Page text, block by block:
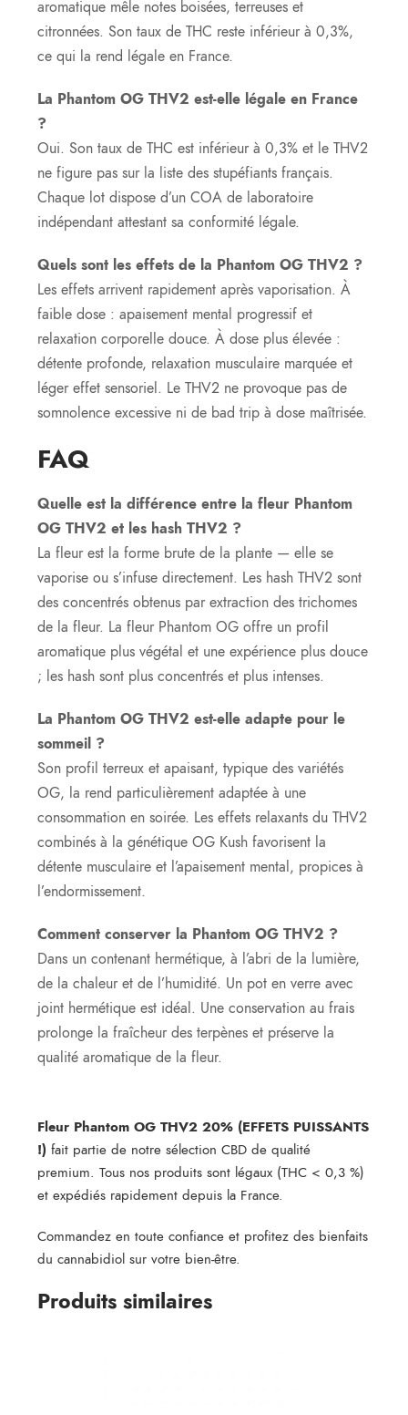
aromatique mêle notes boisées, terreuses et
citronnées. Son taux de THC reste inférieur à 0,3%,
ce qui la rend légale en France.
La Phantom OG THV2 est-elle légale en France
?
Oui. Son taux de THC est inférieur à 0,3% et le THV2
ne figure pas sur la liste des stupéfiants français.
Chaque lot dispose d’un COA de laboratoire
indépendant attestant sa conformité légale.
Quels sont les effets de la Phantom OG THV2 ?
Les effets arrivent rapidement après vaporisation. À
faible dose : apaisement mental progressif et
relaxation corporelle douce. À dose plus élevée :
détente profonde, relaxation musculaire marquée et
léger effet sensoriel. Le THV2 ne provoque pas de
somnolence excessive ni de bad trip à dose maîtrisée.
FAQ
Quelle est la différence entre la fleur Phantom
OG THV2 et les hash THV2 ?
La fleur est la forme brute de la plante — elle se
vaporise ou s’infuse directement. Les hash THV2 sont
des concentrés obtenus par extraction des trichomes
de la fleur. La fleur Phantom OG offre un profil
aromatique plus végétal et une expérience plus douce
; les hash sont plus concentrés et plus intenses.
La Phantom OG THV2 est-elle adapte pour le
sommeil ?
Son profil terreux et apaisant, typique des variétés
OG, la rend particulièrement adaptée à une
consommation en soirée. Les effets relaxants du THV2
combinés à la génétique OG Kush favorisent la
détente musculaire et l’apaisement mental, propices à
l’endormissement.
Comment conserver la Phantom OG THV2 ?
Dans un contenant hermétique, à l’abri de la lumière,
de la chaleur et de l’humidité. Un pot en verre avec
joint hermétique est idéal. Une conservation au frais
prolonge la fraîcheur des terpènes et préserve la
qualité aromatique de la fleur.
Fleur Phantom OG THV2 20% (EFFETS PUISSANTS
!) fait partie de notre sélection CBD de qualité
premium. Tous nos produits sont légaux (THC < 0,3 %)
et expédiés rapidement depuis la France.
Commandez en toute confiance et profitez des bienfaits
du cannabidiol sur votre bien-être.
Produits similaires